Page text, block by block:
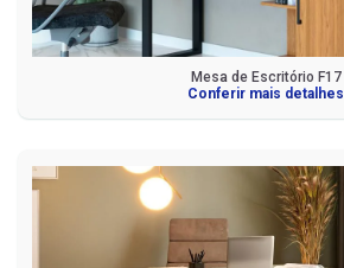
Mesa de Escritório F17
Conferir mais detalhes